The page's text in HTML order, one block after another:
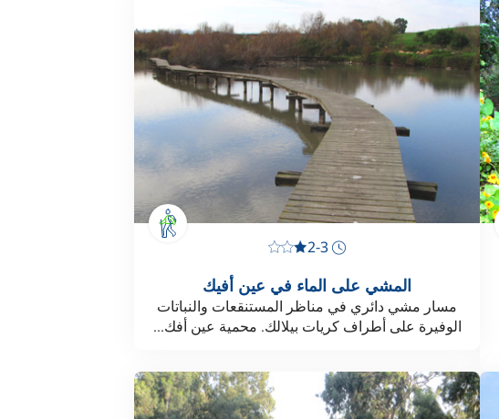
2-3
المشي على الماء في عين أفيك
مسار مشي دائري في مناظر المستنقعات والنباتات
الوفيرة على أطراف كريات بيلالك. محمية عين أفك...